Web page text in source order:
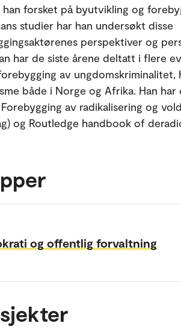
forsket på byutvikling og
studier har han undersøkt disse
perspektiver og
har de siste årene deltatt i flere
av ungdomskriminalitet,
både i Norge og Afrika. Han
av radikalisering og
og Routledge handbook of
og offentlig forvaltning